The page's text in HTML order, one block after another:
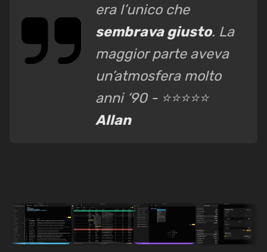
era l’unico che
sembrava giusto. La
maggior parte aveva
un’atmosfera molto
anni ‘90 - ⭐⭐⭐⭐⭐
Allan